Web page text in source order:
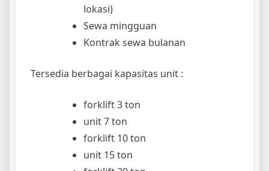
lokasi)
Sewa mingguan
Kontrak sewa bulanan
Tersedia berbagai kapasitas unit :
forklift 3 ton
unit 7 ton
forklift 10 ton
unit 15 ton